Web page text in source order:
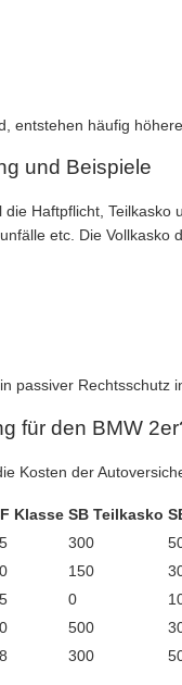
entstehen häufig
und Beispiele
Haftpflicht,
etc. Die Vollkasko
passiver
für den BMW
Kosten der
Klasse SB Teilkasko
300
150
0
500
300